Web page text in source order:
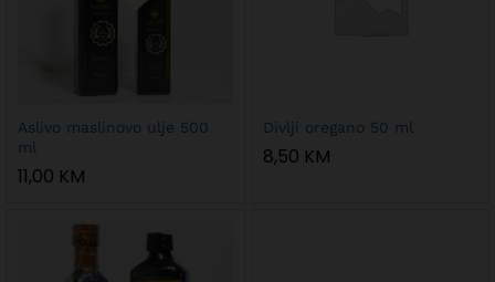
Aslivo maslinovo ulje 500
ml
11,00 KM
Divlji oregano 50 ml
8,50 KM